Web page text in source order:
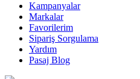
Kampanyalar
Markalar
Favorilerim
Sipariş Sorgulama
Yardım
Pasaj Blog